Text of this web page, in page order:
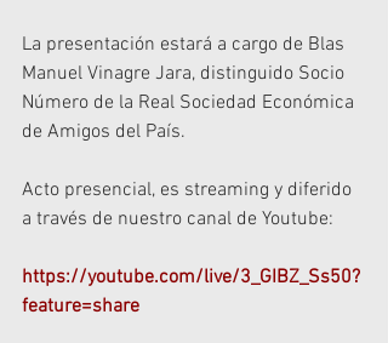
La presentación estará a cargo de Blas
Manuel Vinagre Jara, distinguido Socio
Número de la Real Sociedad Económica
de Amigos del País.
Acto presencial, es streaming y diferido
a través de nuestro canal de Youtube:
https://youtube.com/live/3_GIBZ_Ss50?
feature=share